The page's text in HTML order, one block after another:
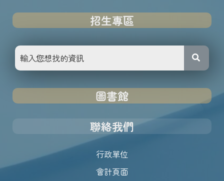
招生專區
圖書館
聯絡我們
行政單位
會計頁面